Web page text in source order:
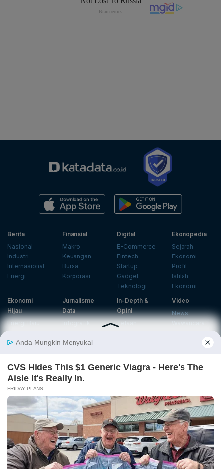
Berita
Nasional
Industri
Internasional
Energi
Finansial
Makro
Keuangan
Bursa
Korporasi
Digital
E-Commerce
Fintech
Startup
Gadget
Teknologi
Ekonopedia
Sejarah
Ekonomi
Profil
Istilah
Ekonomi
Ekonomi
Hijau
Energi Baru
Sirkular
Jurnalisme
Data
Infografik
Cek Data
In-Depth &
Opini
Telaah
Khusus
Video
News
Wawancara
Info
Indeks
Insight
Center
Databoks
Event
KatadataOto